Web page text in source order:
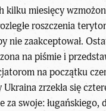
kilku miesięcy
roszczenia
nie zaakceptował.
na piśmie i
na początku
Ukraina zrzekła się
za swoje: ługańskiego,